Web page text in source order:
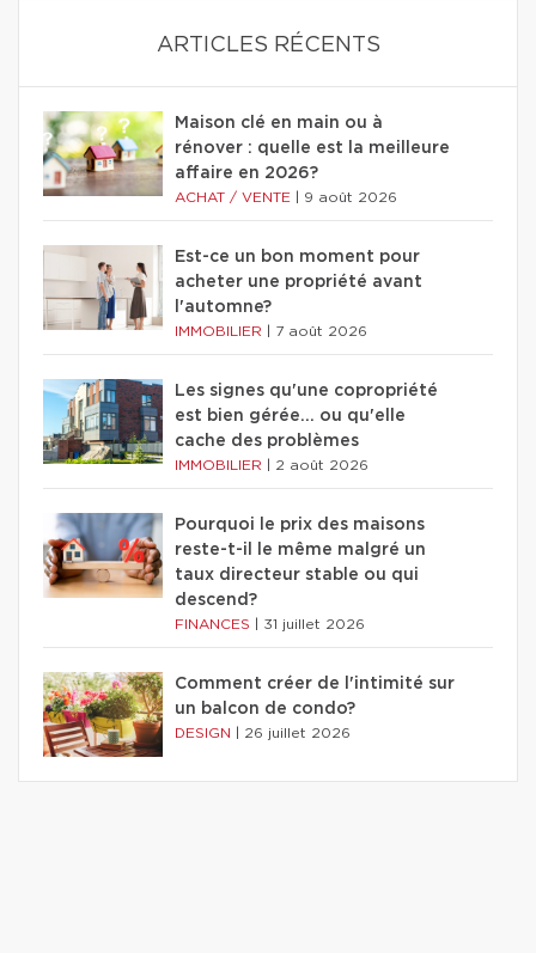
ARTICLES RÉCENTS
Maison clé en main ou à
rénover : quelle est la meilleure
affaire en 2026?
ACHAT / VENTE 9 août 2026
Est-ce un bon moment pour
acheter une propriété avant
l'automne?
IMMOBILIER 7 août 2026
Les signes qu'une copropriété
est bien gérée… ou qu'elle
cache des problèmes
IMMOBILIER 2 août 2026
Pourquoi le prix des maisons
reste-t-il le même malgré un
taux directeur stable ou qui
descend?
FINANCES 31 juillet 2026
Comment créer de l'intimité sur
un balcon de condo?
DESIGN 26 juillet 2026